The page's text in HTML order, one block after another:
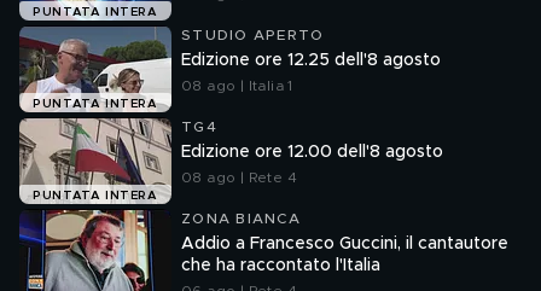
PUNTATA INTERA
PUNTATA INTERA
STUDIO APERTO
Edizione ore 12.25 dell'8 agosto
08 ago | Italia 1
PUNTATA INTERA
TG4
Edizione ore 12.00 dell'8 agosto
08 ago | Rete 4
ZONA BIANCA
Addio a Francesco Guccini, il cantautore
che ha raccontato l'Italia